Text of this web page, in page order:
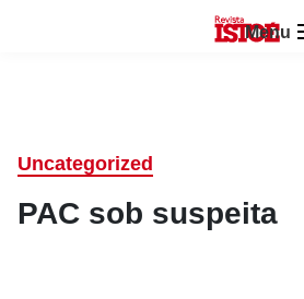
Menu
Uncategorized
PAC sob suspeita